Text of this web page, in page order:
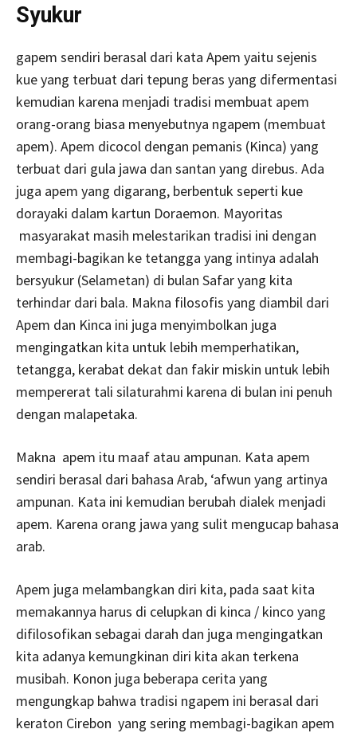
Syukur
gapem sendiri berasal dari kata Apem yaitu sejenis
kue yang terbuat dari tepung beras yang difermentasi
kemudian karena menjadi tradisi membuat apem
orang-orang biasa menyebutnya ngapem (membuat
apem). Apem dicocol dengan pemanis (Kinca) yang
terbuat dari gula jawa dan santan yang direbus. Ada
juga apem yang digarang, berbentuk seperti kue
dorayaki dalam kartun Doraemon. Mayoritas
masyarakat masih melestarikan tradisi ini dengan
membagi-bagikan ke tetangga yang intinya adalah
bersyukur (Selametan) di bulan Safar yang kita
terhindar dari bala. Makna filosofis yang diambil dari
Apem dan Kinca ini juga menyimbolkan juga
mengingatkan kita untuk lebih memperhatikan,
tetangga, kerabat dekat dan fakir miskin untuk lebih
mempererat tali silaturahmi karena di bulan ini penuh
dengan malapetaka.
Makna apem itu maaf atau ampunan. Kata apem
sendiri berasal dari bahasa Arab, ‘afwun yang artinya
ampunan. Kata ini kemudian berubah dialek menjadi
apem. Karena orang jawa yang sulit mengucap bahasa
arab.
Apem juga melambangkan diri kita, pada saat kita
memakannya harus di celupkan di kinca / kinco yang
difilosofikan sebagai darah dan juga mengingatkan
kita adanya kemungkinan diri kita akan terkena
musibah. Konon juga beberapa cerita yang
mengungkap bahwa tradisi ngapem ini berasal dari
keraton Cirebon yang sering membagi-bagikan apem